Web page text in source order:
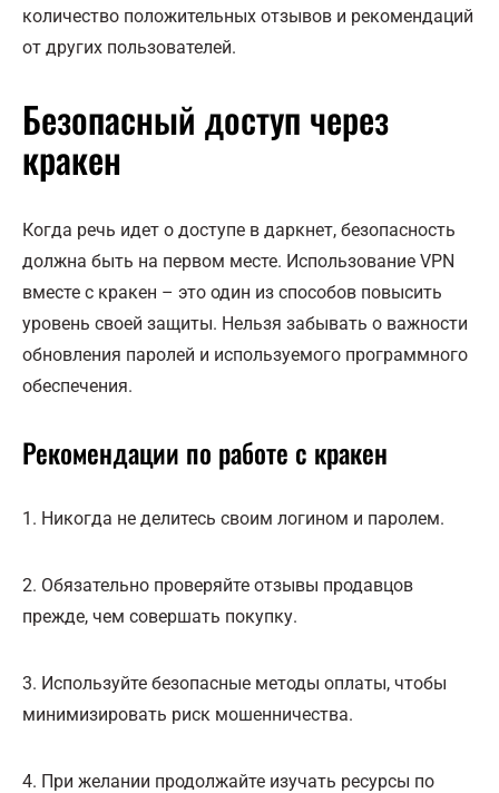
количество положительных отзывов и рекомендаций
от других пользователей.
Безопасный доступ через
кракен
Когда речь идет о доступе в даркнет, безопасность
должна быть на первом месте. Использование VPN
вместе с кракен – это один из способов повысить
уровень своей защиты. Нельзя забывать о важности
обновления паролей и используемого программного
обеспечения.
Рекомендации по работе с кракен
1. Никогда не делитесь своим логином и паролем.
2. Обязательно проверяйте отзывы продавцов
прежде, чем совершать покупку.
3. Используйте безопасные методы оплаты, чтобы
минимизировать риск мошенничества.
4. При желании продолжайте изучать ресурсы по